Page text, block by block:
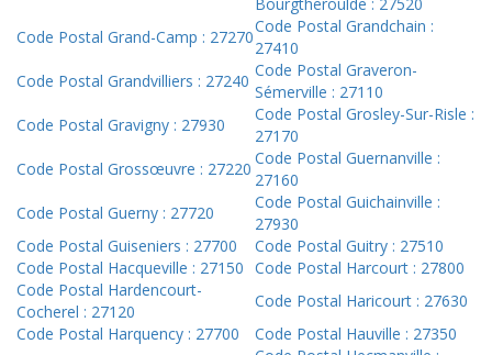
Bourgtheroulde : 27520
Code Postal Grand-Camp : 27270
Code Postal Grandchain :
27410
Code Postal Grandvilliers : 27240
Code Postal Graveron-
Sémerville : 27110
Code Postal Gravigny : 27930
Code Postal Grosley-Sur-Risle :
27170
Code Postal Grossœuvre : 27220
Code Postal Guernanville :
27160
Code Postal Guerny : 27720
Code Postal Guichainville :
27930
Code Postal Guiseniers : 27700
Code Postal Guitry : 27510
Code Postal Hacqueville : 27150 Code Postal Harcourt : 27800
Code Postal Hardencourt-
Cocherel : 27120
Code Postal Haricourt : 27630
Code Postal Harquency : 27700
Code Postal Hauville : 27350